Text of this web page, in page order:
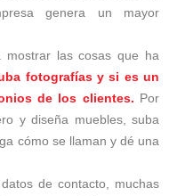
genera un mayor
mostrar las cosas que ha
fotografías y si es un
de los clientes. Por
y diseña muebles, suba
cómo se llaman y dé una
de contacto, muchas